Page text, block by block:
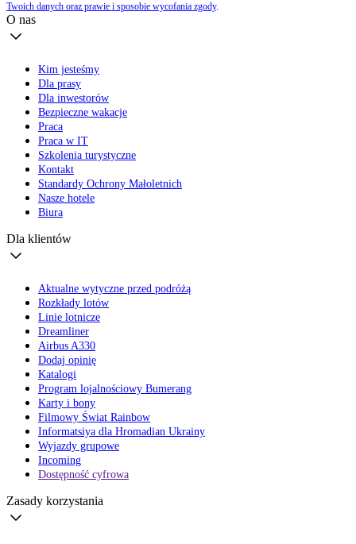
Twoich danych oraz prawie i sposobie wycofania zgody.
O nas
Kim jesteśmy
Dla prasy
Dla inwestorów
Bezpieczne wakacje
Praca
Praca w IT
Szkolenia turystyczne
Kontakt
Standardy Ochrony Małoletnich
Nasze hotele
Biura
Dla klientów
Aktualne wytyczne przed podróżą
Rozkłady lotów
Linie lotnicze
Dreamliner
Airbus A330
Dodaj opinię
Katalogi
Program lojalnościowy Bumerang
Karty i bony
Filmowy Świat Rainbow
Informatsiya dla Hromadian Ukrainy
Wyjazdy grupowe
Incoming
Dostępność cyfrowa
Zasady korzystania